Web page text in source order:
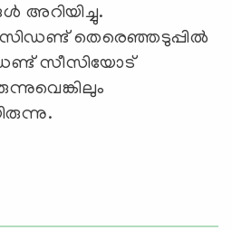
അറിയിച്ചു.
തെരെഞ്ഞടുപ്പില്‍
സീസിയോട്